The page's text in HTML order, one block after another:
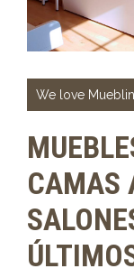
We love
CAMAS